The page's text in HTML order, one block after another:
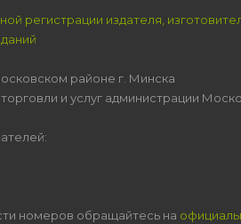
регистрации издателя,
районе г. Минска
и услуг администрации
номеров обращайтесь на